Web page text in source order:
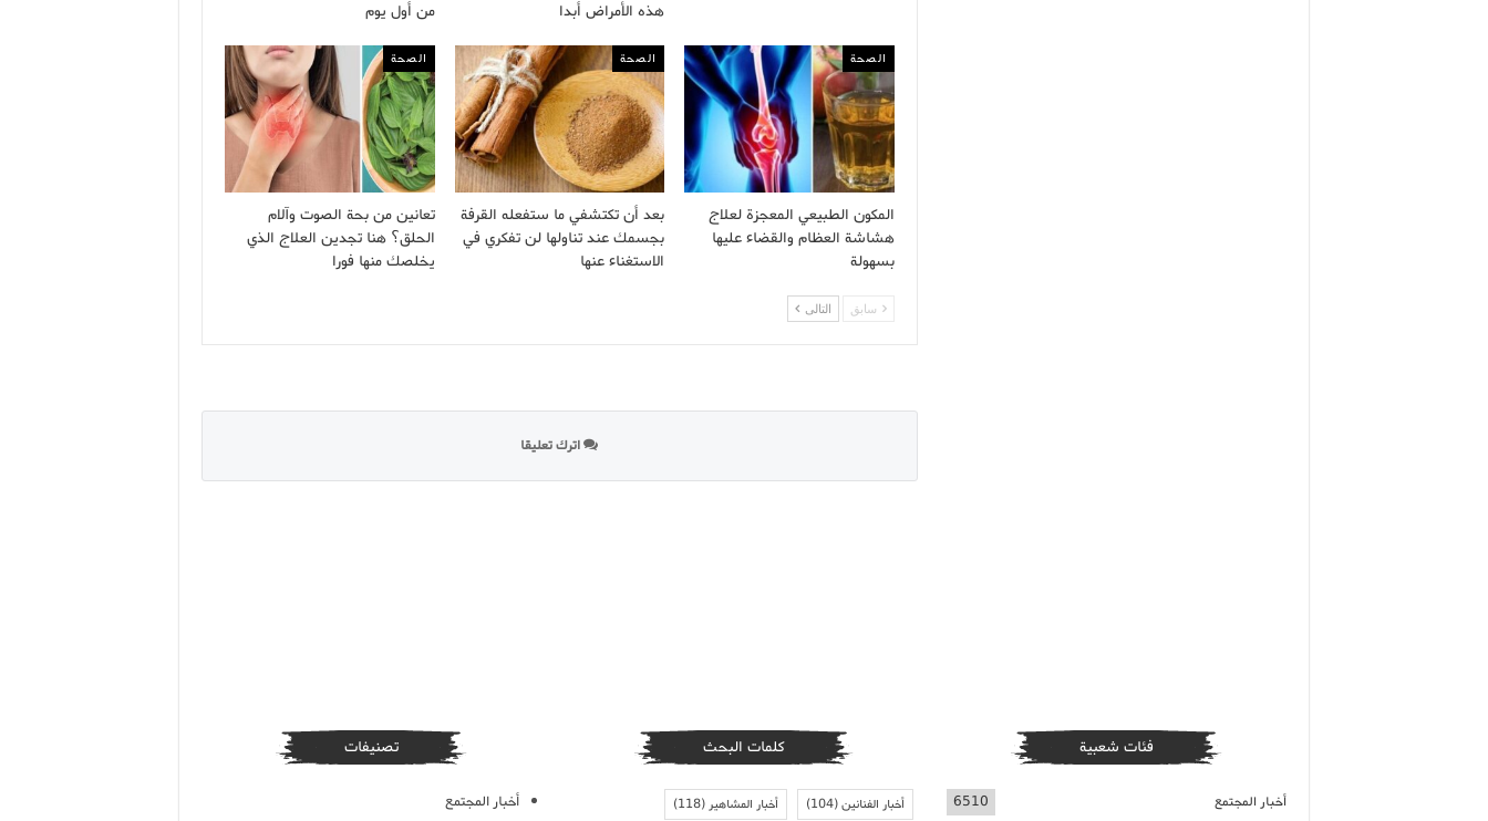
هذه الأمراض أبدا
من أول يوم
الصحة
المكون الطبيعي المعجزة لعلاج
هشاشة العظام والقضاء عليها
بسهولة
الصحة
بعد أن تكتشفي ما ستفعله القرفة
بجسمك عند تناولها لن تفكري في
الاستغناء عنها
الصحة
تعانين من بحة الصوت وآلام
الحلق؟ هنا تجدين العلاج الذي
يخلصك منها فورا
سابق التالى
اترك تعليقا
فئات شعبية
أخبار المجتمع 6510
كلمات البحث
أخبار الفنانين(104) أخبار المشاهير(118)
تصنيفات
أخبار المجتمع